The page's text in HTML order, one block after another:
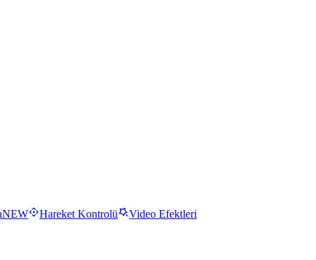
NEW Hareket Kontrolü Video Efektleri